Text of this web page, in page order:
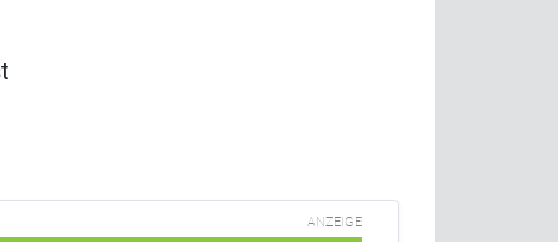
ANZEIGE